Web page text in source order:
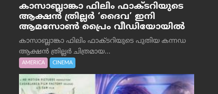
കാസാബ്ലാങ്കാ ഫിലിം ഫാക്ടറിയുടെ
ആക്ഷൻ ത്രില്ലർ ‘ദൈവ’ ഇനി
ആമസോൺ പ്രൈം വീഡിയോയിൽ
കാസാബ്ലാങ്കാ ഫിലിം ഫാക്ടറിയുടെ പുതിയ കന്നഡ
ആക്ഷൻ ത്രില്ലർ ചിത്രമായ...
AMERICA CINEMA